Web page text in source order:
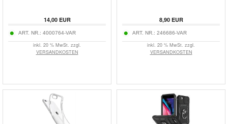
14,00EUR
ART. NR.: 4000764-VAR
inkl. 20 % MwSt. zzgl.
VERSANDKOSTEN
8,90EUR
ART. NR.: 246686-VAR
inkl. 20 % MwSt. zzgl.
VERSANDKOSTEN